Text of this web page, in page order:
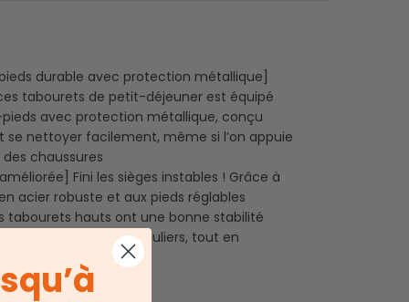
durable avec protection métallique]
tabourets de petit-déjeuner est équipé
pieds avec protection métallique, conçu
se nettoyer facilement, même si l’on appuie
chaussures
Fini les sièges instables ! Grâce à
acier robuste et aux pieds réglables
tabourets hauts ont une bonne stabilité
sols légèrement irréguliers, tout en
sol des rayures